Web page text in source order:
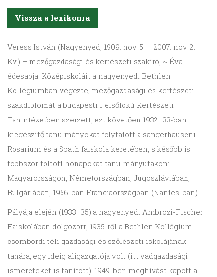
Vissza a lexikonra
Veress István (Nagyenyed, 1909. nov. 5. – 2007. nov. 2.
Kv.) – mezőgazdasági és kertészeti szakíró, ~ Éva
édesapja. Középiskoláit a nagyenyedi Bethlen
Kollégiumban végezte; mezőgazdasági és kertészeti
szakdiplomát a budapesti Felsőfokú Kertészeti
Tanintézetben szerzett, ezt követően 1932–33-ban
kiegészítő tanulmányokat folytatott a sangerhauseni
Rosarium és a Spath faiskola keretében, s később is
többször töltött hónapokat tanulmányutakon:
Magyarországon, Németországban, Jugoszláviában,
Bulgáriában, 1956-ban Franciaországban (Nantes-ban).
Pályája elején (1933–35) a nagyenyedi Ambrozi-Fischer
Faiskolában dolgozott, 1935-től a Bethlen Kollégium
csombordi téli gazdasági és szőlészeti iskolájának
tanára, egy ideig aligazgatója volt (itt vadgazdasági
ismereteket is tanított). 1949-ben meghívást kapott a